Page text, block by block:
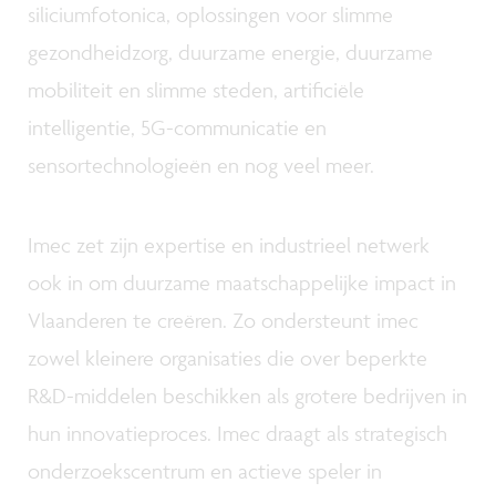
siliciumfotonica, oplossingen voor slimme
gezondheidzorg, duurzame energie, duurzame
mobiliteit en slimme steden, artificiële
intelligentie, 5G-communicatie en
sensortechnologieën en nog veel meer.
Imec zet zijn expertise en industrieel netwerk
ook in om duurzame maatschappelijke impact in
Vlaanderen te creëren. Zo ondersteunt imec
zowel kleinere organisaties die over beperkte
R&D-middelen beschikken als grotere bedrijven in
hun innovatieproces. Imec draagt als strategisch
onderzoekscentrum en actieve speler in